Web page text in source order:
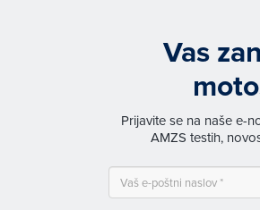
Vas
Prijavite se na naše e-
AMZS testih,